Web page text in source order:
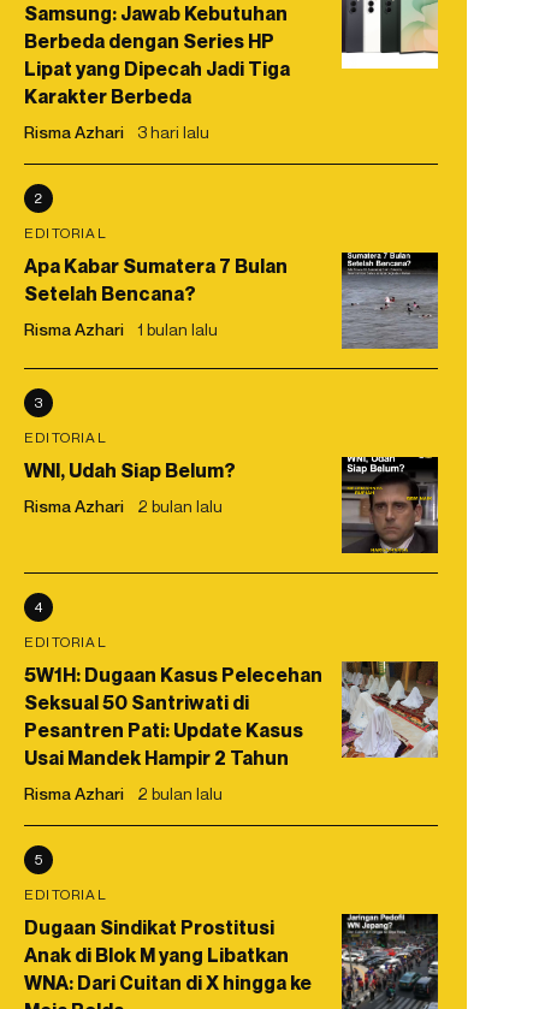
Samsung: Jawab Kebutuhan
Berbeda dengan Series HP
Lipat yang Dipecah Jadi Tiga
Karakter Berbeda
Risma Azhari 3 hari lalu
2
EDITORIAL
Apa Kabar Sumatera 7 Bulan
Setelah Bencana?
Risma Azhari 1 bulan lalu
3
EDITORIAL
WNI, Udah Siap Belum?
Risma Azhari 2 bulan lalu
4
EDITORIAL
5W1H: Dugaan Kasus Pelecehan
Seksual 50 Santriwati di
Pesantren Pati: Update Kasus
Usai Mandek Hampir 2 Tahun
Risma Azhari 2 bulan lalu
5
EDITORIAL
Dugaan Sindikat Prostitusi
Anak di Blok M yang Libatkan
WNA: Dari Cuitan di X hingga ke